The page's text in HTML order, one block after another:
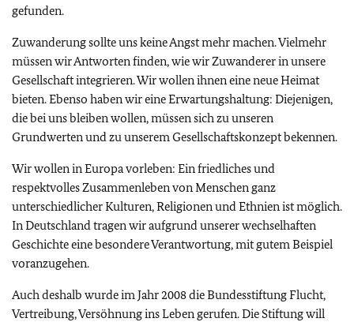
gefunden.
Zuwanderung sollte uns keine Angst mehr machen. Vielmehr
müssen wir Antworten finden, wie wir Zuwanderer in unsere
Gesellschaft integrieren. Wir wollen ihnen eine neue Heimat
bieten. Ebenso haben wir eine Erwartungshaltung: Diejenigen,
die bei uns bleiben wollen, müssen sich zu unseren
Grundwerten und zu unserem Gesellschaftskonzept bekennen.
Wir wollen in Europa vorleben: Ein friedliches und
respektvolles Zusammenleben von Menschen ganz
unterschiedlicher Kulturen, Religionen und Ethnien ist möglich.
In Deutschland tragen wir aufgrund unserer wechselhaften
Geschichte eine besondere Verantwortung, mit gutem Beispiel
voranzugehen.
Auch deshalb wurde im Jahr 2008 die Bundesstiftung Flucht,
Vertreibung, Versöhnung ins Leben gerufen. Die Stiftung will